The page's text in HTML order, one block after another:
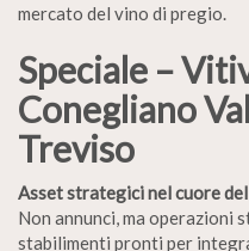
mercato del vino di pregio.
Speciale –
Conegliano
Treviso
Asset strategici nel cuore
Non annunci, ma operazioni
stabilimenti pronti per